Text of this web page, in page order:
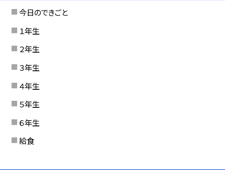
今日のできごと
１年生
２年生
３年生
４年生
５年生
６年生
給食